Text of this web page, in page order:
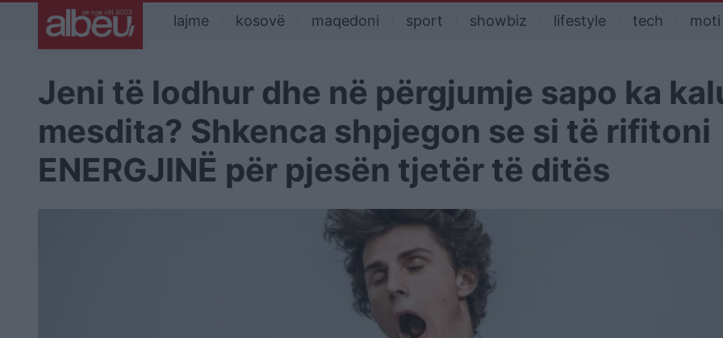
lajme kosovë maqedoni sport showbiz lifestyle tech moti
Jeni të lodhur dhe në përgjumje sapo ka
mesdita? Shkenca shpjegon se si të rifitoni
ENERGJINË për pjesën tjetër të ditës